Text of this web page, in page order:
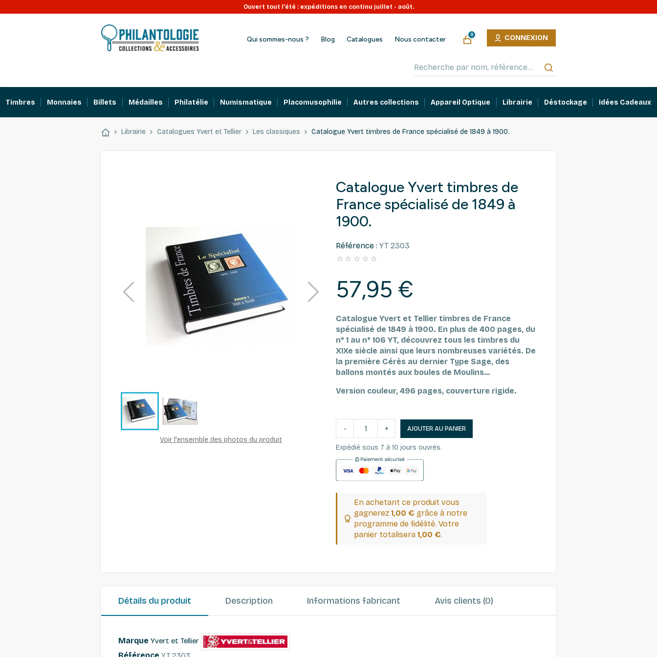
Nouvelles 2 euros commémoratives en stock !
Qui sommes-nous ? Blog Catalogues Nous contacter
0 CONNEXION
Timbres Monnaies Billets Médailles Philatélie Numismatique Placomusophilie Autres collections Appareil Optique Librairie Déstockage Idées Cadeaux
Librairie Catalogues Yvert et Tellier Les classiques Catalogue Yvert timbres de France spécialisé de 1849 à 1900.
Voir l'ensemble des photos du produit
Catalogue Yvert timbres de
France spécialisé de 1849 à
1900.
Référence : YT 2303
    
57,95 €
Catalogue Yvert et Tellier timbres de France
spécialisé de 1849 à 1900. En plus de 400 pages, du
n° 1 au n° 106 YT, découvrez tous les timbres du
XIXe siècle ainsi que leurs nombreuses variétés. De
la première Cérès au dernier Type Sage, des
ballons montés aux boules de Moulins…
Version couleur, 496 pages, couverture rigide.
- + AJOUTER AU PANIER
Expédié sous 7 à 10 jours ouvrés.
En achetant ce produit vous
gagnerez 1,00 € grâce à notre
programme de fidélité. Votre
panier totalisera 1,00 €.
Détails du produit Description Informations fabricant Avis clients (0)
Marque Yvert et Tellier